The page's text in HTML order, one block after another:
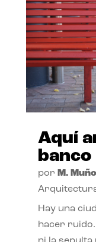
Aquí
banco
por M.
Hay una
hacer